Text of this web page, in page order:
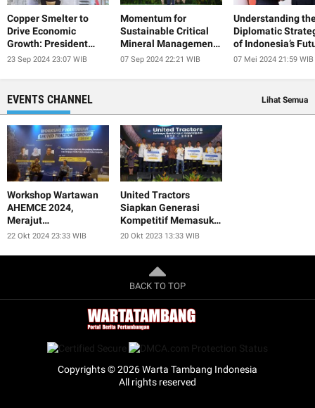
Copper Smelter to
Drive Economic
Growth: President
Jokowi
23 Sep 2024 23:07 WIB
Momentum for
Sustainable Critical
Mineral Management
at IISF 2024
07 Sep 2024 22:21 WIB
Understanding
Diplomatic
of Indonesia’s
President
07 Mei 2024 21:59 WIB
EVENTS CHANNEL Lihat Semua
Workshop Wartawan
AHEMCE 2024,
Merajut
Keberagaman,
dan Menjaga
22 Okt 2024 23:33 WIB
United Tractors
Siapkan Generasi
Kompetitif Memasuki
Dunia Kerja
20 Okt 2023 13:33 WIB
BACK TO TOP
Copyrights © 2026 Warta Tambang Indonesia
All rights reserved